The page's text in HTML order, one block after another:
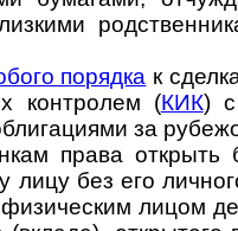
порядка к
конт­ролем (КИК) с
за
права открыть
лицу без его
лицом